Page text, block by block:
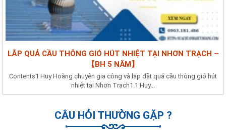
LẮP QUẢ CẦU THÔNG GIÓ HÚT NHIỆT TẠI NHƠN TRẠCH –
【BH 5 NĂM】
Contents1 Huy Hoàng chuyên gia công và lắp đặt quả cầu thông gió hút
nhiệt tại Nhơn Trạch1.1 Huy...
CÂU HỎI THƯỜNG GẶP ?